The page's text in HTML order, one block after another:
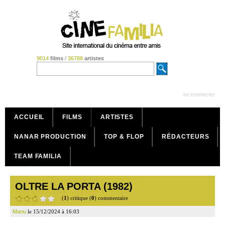
9014 films/ 36788 artistes
se connecter
ACCUEIL FILMS ARTISTES
NANAR PRODUCTION TOP & FLOP RÉDACTEURS
TEAM FAMILIA
OLTRE LA PORTA (1982)
(1) critique (0) commentaire
Manu le 15/12/2024 à 16:03